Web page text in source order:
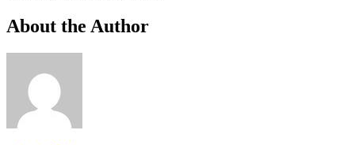
About the Author